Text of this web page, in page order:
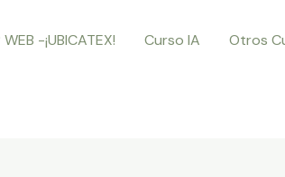
WEB -¡UBICATEX! Curso IA Otros